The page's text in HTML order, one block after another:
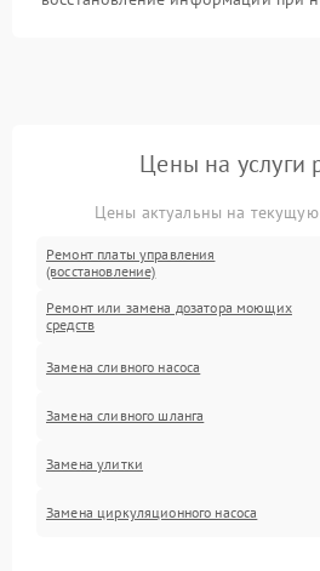
Цены на услуги
Цены актуальны на
Ремонт платы управления
(восстановление)
Ремонт или замена дозатора моющих
средств
Замена сливного насоса
Замена сливного шланга
Замена улитки
Замена циркуляционного насоса